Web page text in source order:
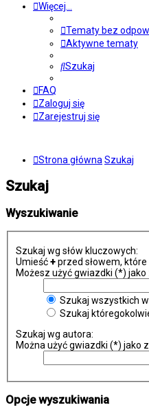
Więcej…
Tematy bez
Aktywne tematy
Szukaj
FAQ
Zaloguj się
Zarejestruj się
Strona główna Szukaj
Szukaj
Wyszukiwanie
Szukaj wg słów kluczowych:
Umieść+przed słowem,
Możesz użyć gwiazdki (*)
Szukaj wszystkich
Szukaj
Szukaj wg autora:
Można użyć gwiazdki (*) jako
Opcje wyszukiwania